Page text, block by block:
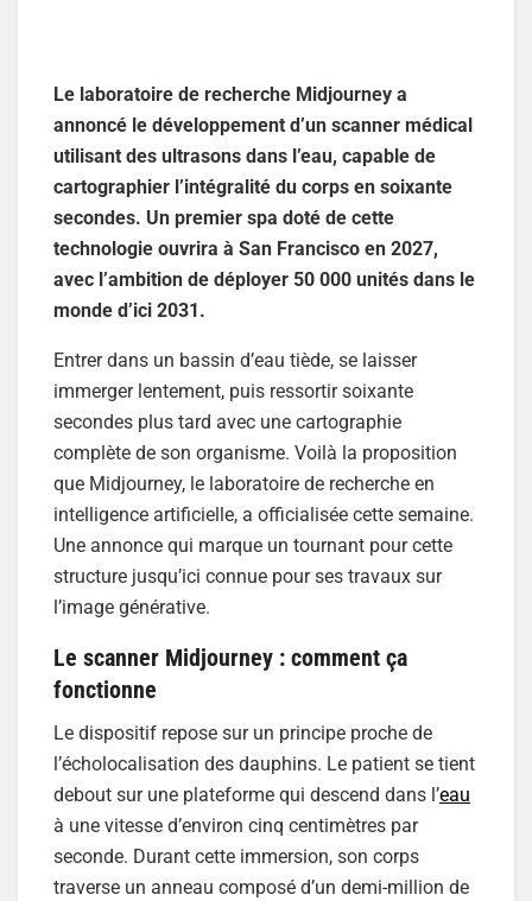
Le laboratoire de recherche Midjourney a
annoncé le développement d’un scanner médical
utilisant des ultrasons dans l’eau, capable de
cartographier l’intégralité du corps en soixante
secondes. Un premier spa doté de cette
technologie ouvrira à San Francisco en 2027,
avec l’ambition de déployer 50 000 unités dans le
monde d’ici 2031.
Entrer dans un bassin d’eau tiède, se laisser
immerger lentement, puis ressortir soixante
secondes plus tard avec une cartographie
complète de son organisme. Voilà la proposition
que Midjourney, le laboratoire de recherche en
intelligence artificielle, a officialisée cette semaine.
Une annonce qui marque un tournant pour cette
structure jusqu’ici connue pour ses travaux sur
l’image générative.
Le scanner Midjourney : comment ça
fonctionne
Le dispositif repose sur un principe proche de
l’écholocalisation des dauphins. Le patient se tient
debout sur une plateforme qui descend dans l’eau
à une vitesse d’environ cinq centimètres par
seconde. Durant cette immersion, son corps
traverse un anneau composé d’un demi-million de